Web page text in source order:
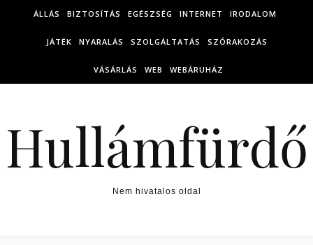
Skip to content
ÁLLÁS BIZTOSÍTÁS EGÉSZSÉG INTERNET IRODALOM
JÁTÉK NYARALÁS SZOLGÁLTATÁS SZÓRAKOZÁS
VÁSÁRLÁS WEB WEBÁRUHÁZ
Hullámfürdő
Nem hivatalos oldal